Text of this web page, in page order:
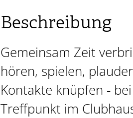
Beschreibung
Gemeinsam Zeit
hören, spielen,
Kontakte knüpfen -
Treffpunkt im